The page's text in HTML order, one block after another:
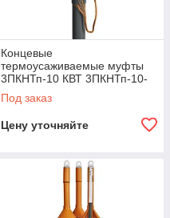
Концевые
термоусаживаемые муфты
3ПКНТп-10 КВТ 3ПКНТп-10-
70/120
Под заказ
Цену уточняйте